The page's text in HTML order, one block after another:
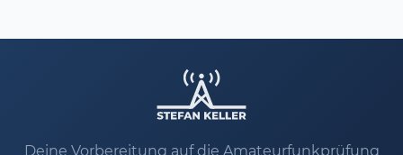
Deine Vorbereitung auf die Amateurfunkprüfung